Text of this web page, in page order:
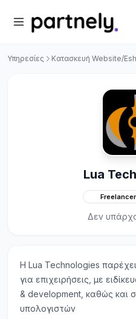
Υπηρεσίες Κατασκευή Website/
Lua
Freelancer
Δεν
Η Lua Technologies
για επιχειρήσεις, με
& development, καθώς και
υπολογιστών